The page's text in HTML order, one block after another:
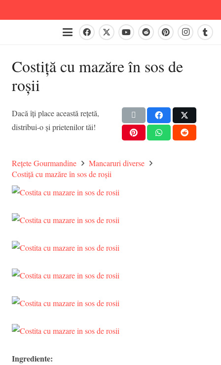
Costiță cu mazăre în sos de
roșii
Dacă îți place această rețetă,
distribui-o și prietenilor tăi!
Rețete Gourmandine
Mancaruri diverse
Costiță cu mazăre în sos de roșii
Ingrediente: